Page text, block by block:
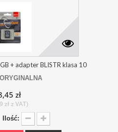
+ adapter BLISTR klasa 10
zł
zł z VAT)
Ilość: